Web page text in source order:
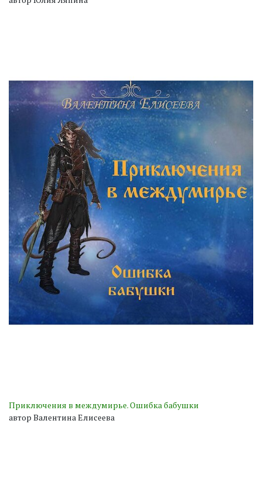
Приключения в междумирье. Ошибка бабушки
автор Валентина Елисеева